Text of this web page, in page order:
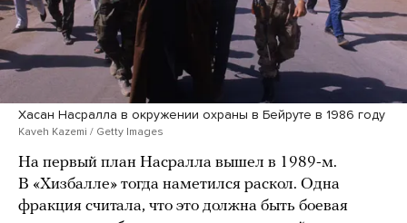
Хасан Насралла в окружении охраны в Бейруте в 1986 году
Kaveh Kazemi / Getty Images
На первый план Насралла вышел в 1989-м.
В «Хизбалле» тогда наметился раскол. Одна
фракция считала, что это должна быть боевая